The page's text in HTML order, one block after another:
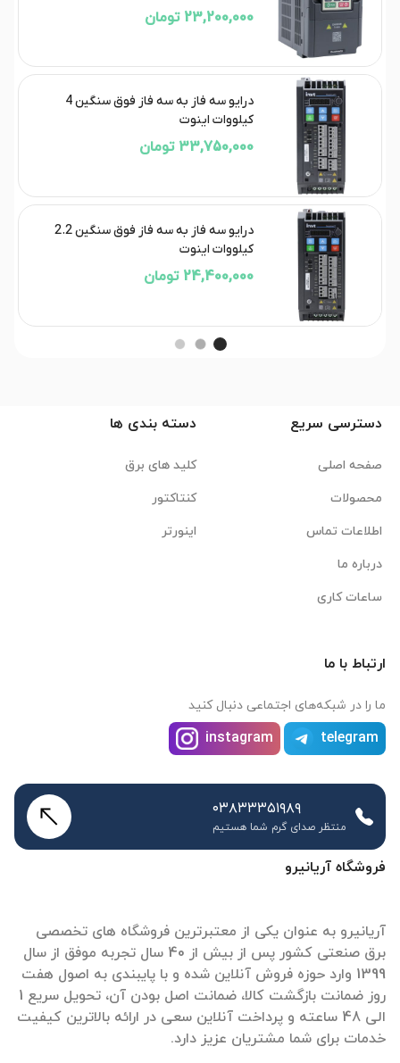
23,200,000 تومان
درایو سه فاز به سه فاز فوق سنگین 4
کیلووات اینوت
33,750,000 تومان
درایو سه فاز به سه فاز فوق سنگین 2.2
کیلووات اینوت
24,400,000 تومان
فروشگاه آریانیرو
آریانیرو به عنوان یکی از معتبرترین فروشگاه های تخصصی
برق صنعتی کشور پس از بیش از 40 سال تجربه موفق از سال
1399 وارد حوزه فروش آنلاین شده و با پایبندی به اصول هفت
روز ضمانت بازگشت کالا، ضمانت اصل بودن آن، تحویل سریع 1
الی 48 ساعته و پرداخت آنلاین سعی در ارائه بالاترین کیفیت
خدمات برای شما مشتریان عزیز دارد.
دسترسی سریع
صفحه اصلی
محصولات
اطلاعات تماس
درباره ما
ساعات کاری
دسته بندی ها
کلید های برق
کنتاکتور
اینورتر
ارتباط با ما
ما را در شبکه‌های اجتماعی دنبال کنید
telegram
instagram
۰۳۸۳۳۳۵۱۹۸۹
منتظر صدای گرم شما هستیم